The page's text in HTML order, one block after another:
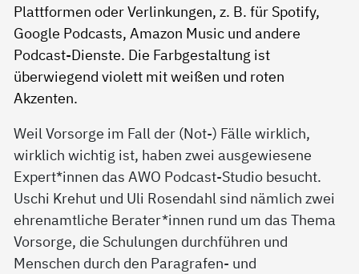
Weil Vorsorge im Fall der (Not-) Fälle wirklich,
wirklich wichtig ist, haben zwei ausgewiesene
Expert*innen das AWO Podcast-Studio besucht.
Uschi Krehut und Uli Rosendahl sind nämlich zwei
ehrenamtliche Berater*innen rund um das Thema
Vorsorge, die Schulungen durchführen und
Menschen durch den Paragrafen- und